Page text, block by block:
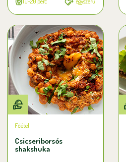
Főétel
Csicseriborsós
shakshuka